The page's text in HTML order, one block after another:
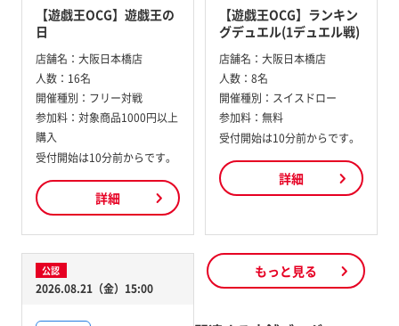
【遊戯王OCG】遊戯王の
日
店舗名： 大阪日本橋店
人数： 16名
開催種別： フリー対戦
参加料： 対象商品1000円以上
購入
受付開始は10分前からです。
詳細
【遊戯王OCG】ランキン
グデュエル(1デュエル戦)
店舗名： 大阪日本橋店
人数： 8名
開催種別： スイスドロー
参加料： 無料
受付開始は10分前からです。
詳細
公認
2026.08.21（金）15:00
もっと見る